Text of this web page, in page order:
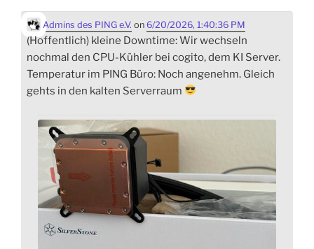
Admins des PING e.V. on 6/20/2026, 1:40:36 PM
(Hoffentlich) kleine Downtime: Wir wechseln
nochmal den CPU-Kühler bei cogito, dem KI Server.
Temperatur im PING Büro: Noch angenehm. Gleich
gehts in den kalten Serverraum